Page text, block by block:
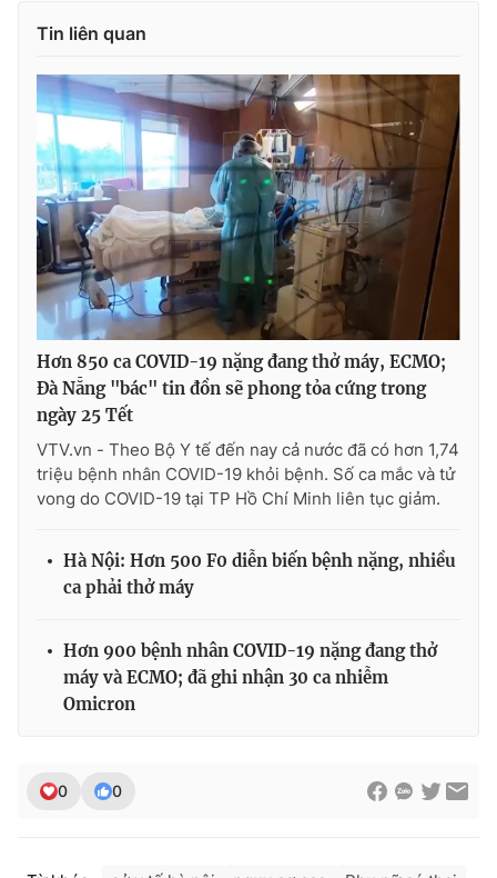
Tin liên quan
Hơn 850 ca COVID-19 nặng đang thở máy, ECMO;
Đà Nẵng "bác" tin đồn sẽ phong tỏa cứng trong
ngày 25 Tết
VTV.vn - Theo Bộ Y tế đến nay cả nước đã có hơn 1,74
triệu bệnh nhân COVID-19 khỏi bệnh. Số ca mắc và tử
vong do COVID-19 tại TP Hồ Chí Minh liên tục giảm.
Hà Nội: Hơn 500 F0 diễn biến bệnh nặng, nhiều
ca phải thở máy
Hơn 900 bệnh nhân COVID-19 nặng đang thở
máy và ECMO; đã ghi nhận 30 ca nhiễm
Omicron
0 0